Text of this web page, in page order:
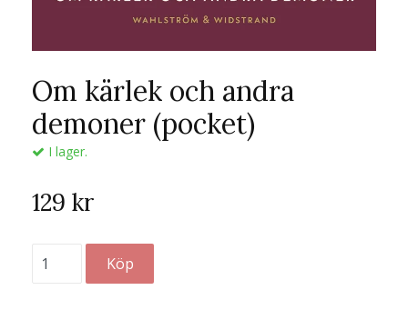
Om kärlek och andra
demoner (pocket)
I lager.
129 kr